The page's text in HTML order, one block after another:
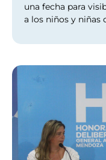
una fecha para
a los niños y niñas